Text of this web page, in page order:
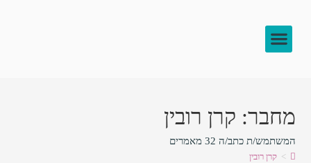
מחבר: קרן רובין
המשתמש/ת כתב/ה 32 מאמרים
> קרן רובין